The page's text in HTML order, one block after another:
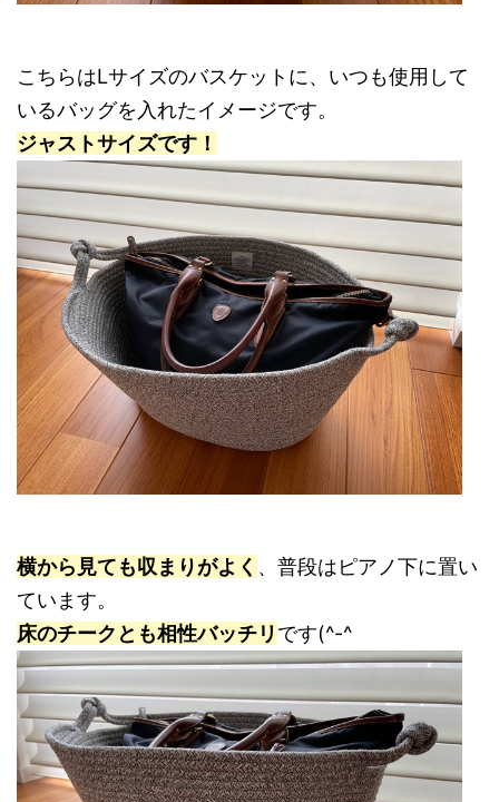
こちらはLサイズのバスケットに、いつも使用して
いるバッグを入れたイメージです。
ジャストサイズです！
横から見ても収まりがよく 、普段はピアノ下に置い
ています。
床のチークとも相性バッチリ です(^-^